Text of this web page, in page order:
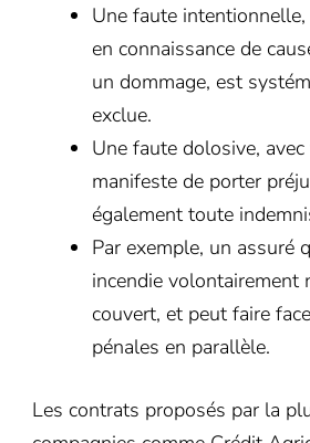
Une faute intentionnelle,
en connaissance de
un dommage, est
exclue.
Une faute dolosive,
manifeste de porter
également toute
Par exemple, un assuré
incendie volontairement
couvert, et peut faire
pénales en parallèle.
Les contrats proposés par la